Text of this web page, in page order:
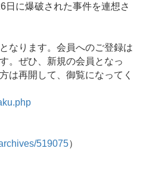
日に爆破された事件を連想さ
なります。会員へのご登録は
。ぜひ、新規の会員となっ
は再開して、御覧になってく
519075）